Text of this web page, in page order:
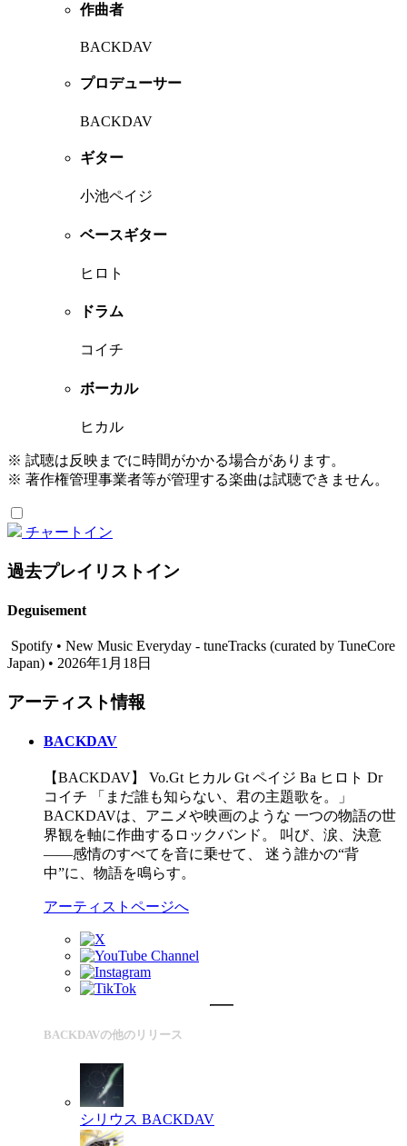
作曲者
BACKDAV
プロデューサー
BACKDAV
ギター
小池ペイジ
ベースギター
ヒロト
ドラム
コイチ
ボーカル
ヒカル
※ 試聴は反映までに時間がかかる場合があります。
※ 著作権管理事業者等が管理する楽曲は試聴できません。
チャートイン
過去プレイリストイン
Deguisement
Spotify • New Music Everyday - tuneTracks (curated by TuneCore
Japan) • 2026年1月18日
アーティスト情報
BACKDAV
【BACKDAV】 Vo.Gt ヒカル Gt ペイジ Ba ヒロト Dr
コイチ 「まだ誰も知らない、君の主題歌を。」
BACKDAVは、アニメや映画のような 一つの物語の世
界観を軸に作曲するロックバンド。 叫び、涙、決意
――感情のすべてを音に乗せて、 迷う誰かの“背
中”に、物語を鳴らす。
アーティストページへ
BACKDAVの他のリリース
シリウス BACKDAV